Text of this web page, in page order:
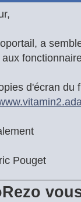
a
d'écran du
Pouget